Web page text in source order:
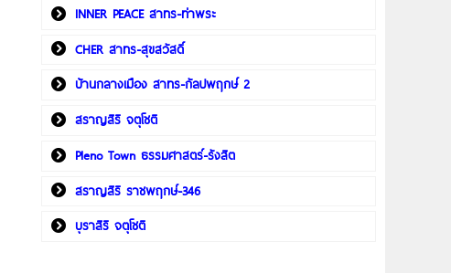
INNER PEACE สาทร-ท่าพระ
CHER สาทร-สุขสวัสดิ์
บ้านกลางเมือง สาทร-กัลปพฤกษ์ 2
สราญสิริ จตุโชติ
Pleno Town ธรรมศาสตร์-รังสิต
สราญสิริ ราชพฤกษ์-346
บุราสิริ จตุโชติ